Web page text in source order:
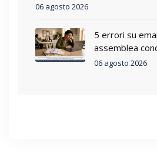
06 agosto 2026
5 errori su
assemblea
06 agosto 2026